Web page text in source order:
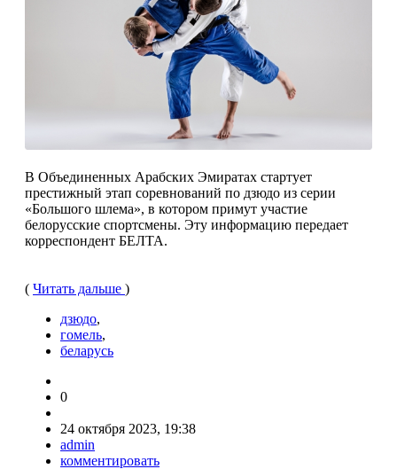
В Объединенных Арабских Эмиратах стартует
престижный этап соревнований по дзюдо из серии
«Большого шлема», в котором примут участие
белорусские спортсмены. Эту информацию передает
корреспондент БЕЛТА.
( Читать дальше )
дзюдо,
гомель,
беларусь
0
24 октября 2023, 19:38
admin
комментировать